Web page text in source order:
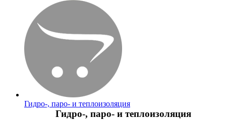
Гидро-, паро- и теплоизоляция
Гидро-, паро- и теплоизоляция